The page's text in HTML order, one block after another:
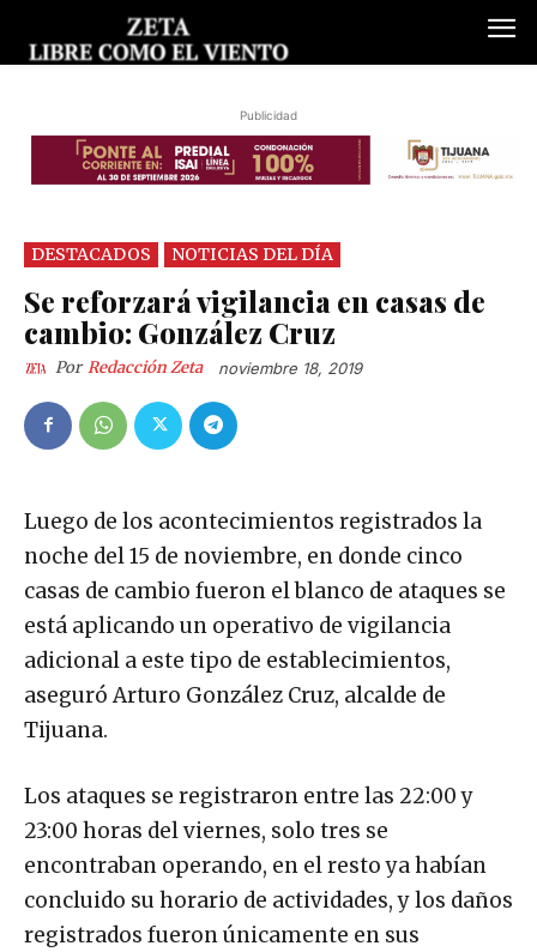
Publicidad
DESTACADOS NOTICIAS DEL DÍA
Se reforzará vigilancia en casas de
cambio: González Cruz
Por Redacción Zeta noviembre 18, 2019
Luego de los acontecimientos registrados la
noche del 15 de noviembre, en donde cinco
casas de cambio fueron el blanco de ataques se
está aplicando un operativo de vigilancia
adicional a este tipo de establecimientos,
aseguró Arturo González Cruz, alcalde de
Tijuana.
Los ataques se registraron entre las 22:00 y
23:00 horas del viernes, solo tres se
encontraban operando, en el resto ya habían
concluido su horario de actividades, y los daños
registrados fueron únicamente en sus